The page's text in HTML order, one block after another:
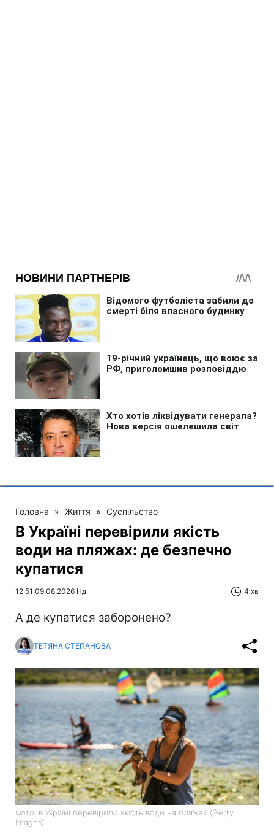
Головна » Життя » Суспільство
В Україні перевірили якість
води на пляжах: де безпечно
купатися
12:51 09.08.2026 Нд 4 хв
А де купатися заборонено?
ТЕТЯНА СТЕПАНОВА
Фото: в Україні перевірили якість води на пляжах (Getty
Images)